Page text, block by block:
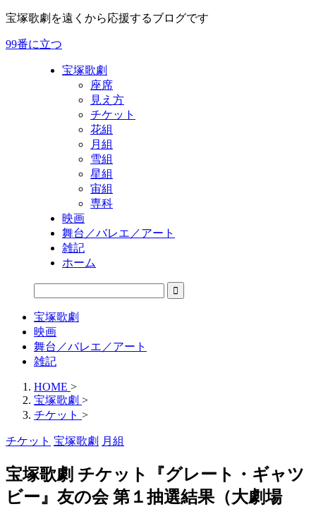
宝塚歌劇を遠くから応援するブログです
99番に立つ
宝塚歌劇
座席
見え方
チケット
花組
月組
雪組
星組
宙組
専科
映画
舞台／バレエ／アート
雑記
ホーム
宝塚歌劇
映画
舞台／バレエ／アート
雑記
HOME >
宝塚歌劇 >
チケット >
チケット 宝塚歌劇 月組
宝塚歌劇 チケット『グレート・ギャツ
ビー』友の会 第１抽選結果（大劇場